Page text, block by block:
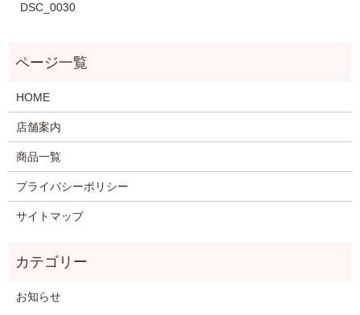
DSC_0030
HOME
店舗案内
商品一覧
プライバシーポリシー
サイトマップ
お知らせ